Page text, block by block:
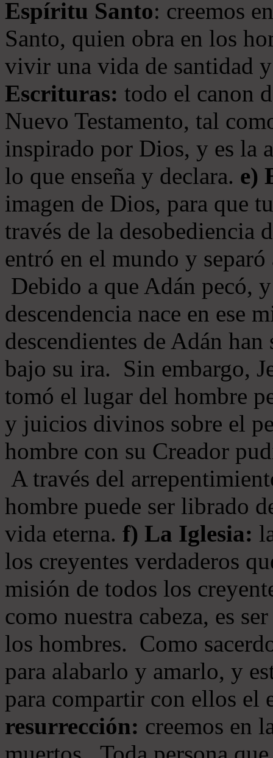
Espíritu Santo: creemos
Santo, quien obra en los
vivir una vida de santidad
Escrituras: todo el canon
Nuevo Testamento, tal
inspirado por Dios, y es la
lo que enseña y declara. e)
imagen de Dios, para que
través de la desobediencia
entró en el mundo y
Debido a que Adán pecó,
descendencia nace en ese
descendientes de Adán
bajo su ira. Sin embargo,
tomó el lugar del hombre
y juicios divinos sobre el
hombre con su Creador
A través del
hombre puede ser librado
vida eterna. f) La Iglesia:
los creyentes verdaderos
misión de todos los
como nuestra cabeza, es
los hombres. Como
para alabarlo y amarlo, y
para compartir con ellos el
resurrección: creemos en